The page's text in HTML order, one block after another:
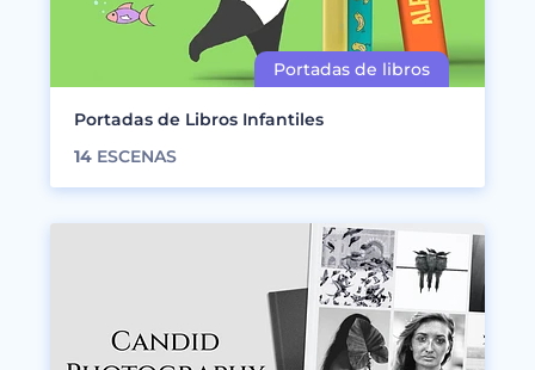
Portadas de Libros Infantiles
14 ESCENAS